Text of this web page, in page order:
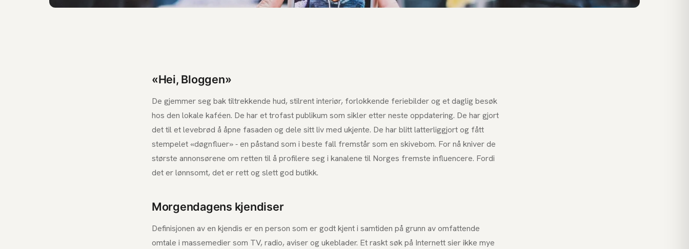
«Hei, Bloggen»
De gjemmer seg bak tiltrekkende hud, stilrent interiør, forlokkende feriebilder og et daglig besøk
hos den lokale kaféen. De har et trofast publikum som sikler etter neste oppdatering. De har gjort
det til et levebrød å åpne fasaden og dele sitt liv med ukjente. De har blitt latterliggjort og fått
stempelet «døgnfluer» - en påstand som i beste fall fremstår som en skivebom. For nå kniver de
største annonsørene om retten til å profilere seg i kanalene til Norges fremste influencere. Fordi
det er lønnsomt, det er rett og slett god butikk.
Morgendagens kjendiser
Definisjonen av en kjendis er en person som er godt kjent i samtiden på grunn av omfattende
omtale i massemedier som TV, radio, aviser og ukeblader. Et raskt søk på Internett sier ikke mye